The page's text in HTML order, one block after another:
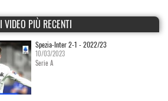
I VIDEO PIÙ RECENTI
Spezia-Inter 2-1 - 2022/23
10/03/2023
Serie A